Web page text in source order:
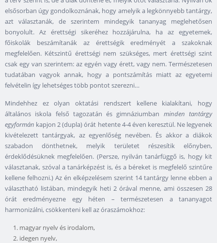
elsősorban úgy gondolkoznának, hogy amelyik a legkönnyebb tantárgy,
azt választanák, de szerintem mindegyik tananyag meglehetősen
bonyolult. Az érettségi sikeréhez hozzájárulna, ha az egyetemek,
főiskolák beszámítanák az érettségik eredményét a szakoknak
megfelelően. Kétszintű érettségi nem szükséges, mert érettségi szint
csak egy van szerintem: az egyén vagy érett, vagy nem. Természetesen
tudatában vagyok annak, hogy a pontszámítás miatt az egyetemi
felvételin így lehetséges több pontot szerezni…
Mindehhez ez olyan oktatási rendszert kellene kialakítani, hogy
általános iskola felső tagozatán és gimnáziumban minden tantárgy
egyformán kapjon 2 (dupla) órát hetente 4-4 éven keresztül. Ne legyenek
kivételezett tantárgyak, az egyenlőség nevében. És akkor a diákok
szabadon dönthetnek, melyik területet részesítik előnyben,
érdeklődésüknek megfelelően. (Persze, nyilván tanárfüggő is, hogy kit
választanak, szóval a tanárképzést is, és a béreket is megfelelő szintűre
kellene felhozni.) Az én elképzelésem szerint 14 tantárgy lenne ebben a
választható listában, mindegyik heti 2 órával menne, ami összesen 28
órát eredményezne egy héten – természetesen a tananyagot
harmonizálni, csökkenteni kell az óraszámokhoz:
magyar nyelv és irodalom,
idegen nyelv,